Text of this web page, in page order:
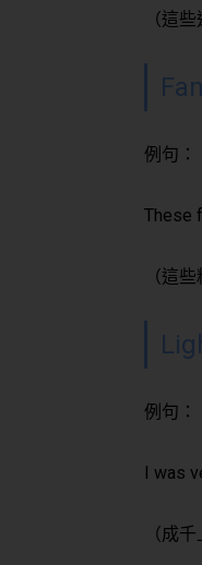
（這
例句：
These
（這
例句：
I was
（成